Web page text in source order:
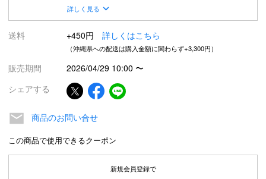
詳しく見る
送料 +450円 詳しくはこちら
（沖縄県への配送は購入金額に関わらず+3,300円）
販売期間 2026/04/29 10:00 〜
シェアする
商品のお問い合せ
この商品で使用できるクーポン
新規会員登録で